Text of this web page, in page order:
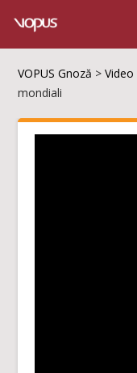
VOPUS Gnoză >Video
mondiali